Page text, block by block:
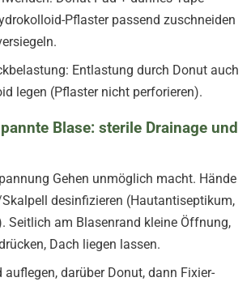
Pflaster passend zuschneiden
Entlastung durch Donut auch
legen (Pflaster nicht perforieren).
Blase: sterile Drainage und
Gehen unmöglich macht. Hände
desinfizieren (Hautantiseptikum,
Seitlich am Blasenrand kleine Öffnung,
Dach liegen lassen.
auflegen, darüber Donut, dann Fixier-